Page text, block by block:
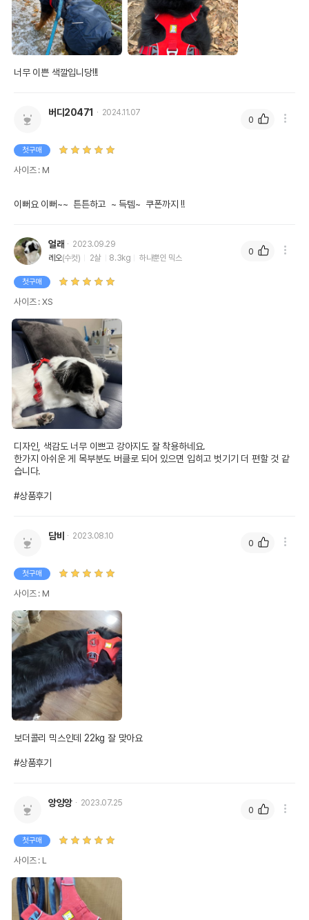
너무 이쁜 색깔입니당!!!
버디20471 2024.11.07
첫구매
사이즈 : M
이뻐요 이뻐~~  튼튼하고  ~ 득템~  쿠폰까지 !!
0
얼래
2023.09.29
레오(수컷) 2살 8.3kg 하나뿐인 믹스
첫구매
사이즈 : XS
디자인, 색감도 너무 이쁘고 강아지도 잘 착용하네요.
한가지 아쉬운 게 목부분도 버클로 되어 있으면 입히고 벗기기 더 편할 것 같
습니다.
#상품후기
0
담비 2023.08.10
첫구매
사이즈 : M
보더콜리 믹스인데 22kg 잘 맞아요
#상품후기
0
앙잉앙 2023.07.25
첫구매
사이즈 : L
0